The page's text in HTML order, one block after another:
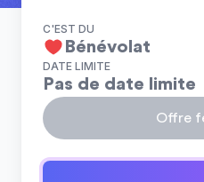
C'EST DU
Bénévolat
DATE LIMITE
Pas de date limite
Offre